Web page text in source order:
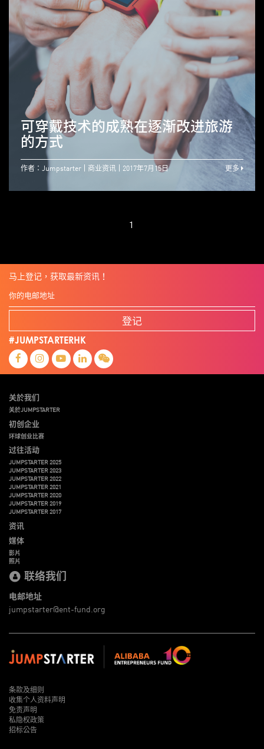
可穿戴技术的成熟在逐渐改进旅游
的方式
作者：Jumpstarter 商业资讯 2017年7月15日 更多
1
马上登记，获取最新资讯！
登记
#JUMPSTARTERHK
关於我们
关於JUMPSTARTER
初创企业
环球创业比赛
过往活动
JUMPSTARTER 2025
JUMPSTARTER 2023
JUMPSTARTER 2022
JUMPSTARTER 2021
JUMPSTARTER 2020
JUMPSTARTER 2019
JUMPSTARTER 2017
资讯
媒体
影片
照片
联络我们
电邮地址
jumpstarter@ent-fund.org
条款及细则
收集个人资料声明
免责声明
私隐权政策
招标公告